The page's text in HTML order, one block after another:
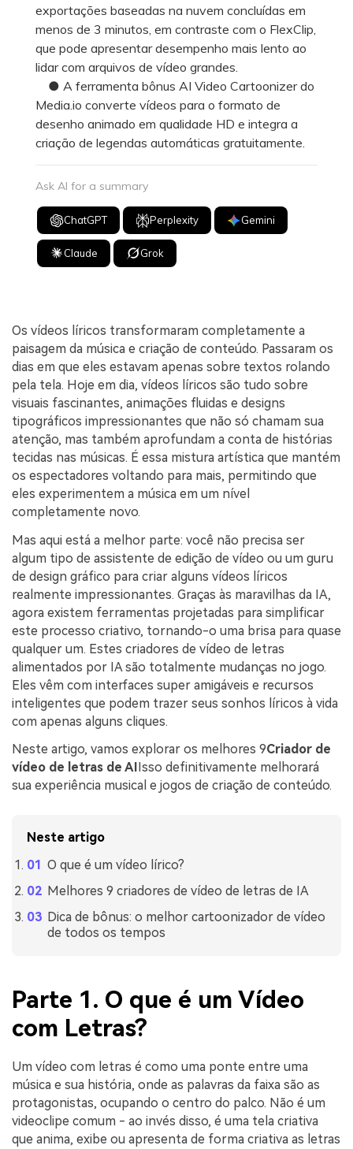
exportações baseadas na nuvem concluídas em
menos de 3 minutos, em contraste com o FlexClip,
que pode apresentar desempenho mais lento ao
lidar com arquivos de vídeo grandes.
● A ferramenta bônus AI Video Cartoonizer do
Media.io converte vídeos para o formato de
desenho animado em qualidade HD e integra a
criação de legendas automáticas gratuitamente.
Ask AI for a summary
ChatGPT Perplexity Gemini
Claude Grok
Os vídeos líricos transformaram completamente a
paisagem da música e criação de conteúdo. Passaram os
dias em que eles estavam apenas sobre textos rolando
pela tela. Hoje em dia, vídeos líricos são tudo sobre
visuais fascinantes, animações fluidas e designs
tipográficos impressionantes que não só chamam sua
atenção, mas também aprofundam a conta de histórias
tecidas nas músicas. É essa mistura artística que mantém
os espectadores voltando para mais, permitindo que
eles experimentem a música em um nível
completamente novo.
Mas aqui está a melhor parte: você não precisa ser
algum tipo de assistente de edição de vídeo ou um guru
de design gráfico para criar alguns vídeos líricos
realmente impressionantes. Graças às maravilhas da IA,
agora existem ferramentas projetadas para simplificar
este processo criativo, tornando-o uma brisa para quase
qualquer um. Estes criadores de vídeo de letras
alimentados por IA são totalmente mudanças no jogo.
Eles vêm com interfaces super amigáveis e recursos
inteligentes que podem trazer seus sonhos líricos à vida
com apenas alguns cliques.
Neste artigo, vamos explorar os melhores 9Criador de
vídeo de letras de AI Isso definitivamente melhorará
sua experiência musical e jogos de criação de conteúdo.
Neste artigo
O que é um vídeo lírico?
Melhores 9 criadores de vídeo de letras de IA
Dica de bônus: o melhor cartoonizador de vídeo
de todos os tempos
Parte 1. O que é um Vídeo
com Letras?
Um vídeo com letras é como uma ponte entre uma
música e sua história, onde as palavras da faixa são as
protagonistas, ocupando o centro do palco. Não é um
videoclipe comum - ao invés disso, é uma tela criativa
que anima, exibe ou apresenta de forma criativa as letras